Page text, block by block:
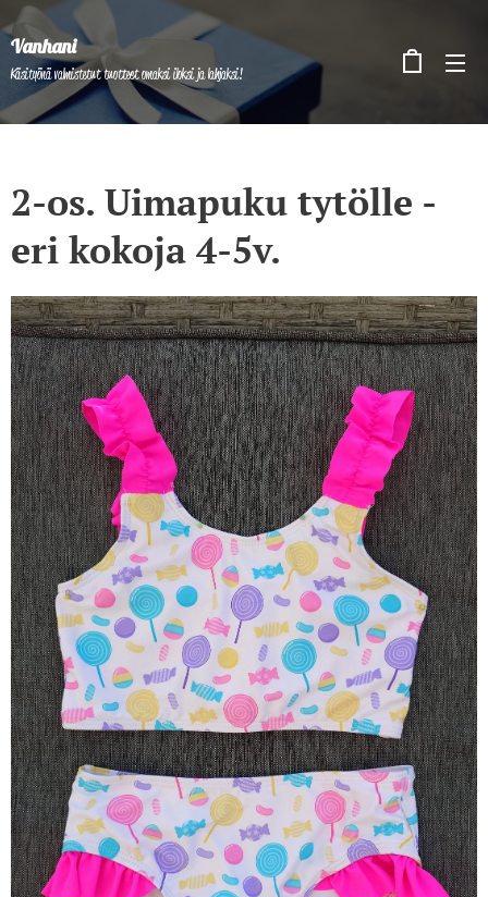
Vanhani
Käsityönä valmistetut tuotteet omaksi iloksi ja lahjaksi!
2-os. Uimapuku tytölle -
eri kokoja 4-5v.